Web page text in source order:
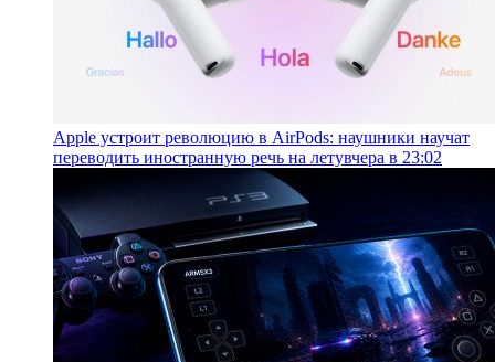
Apple устроит революцию в AirPods: наушники научат
переводить иностранную речь на летувчера в 23:02